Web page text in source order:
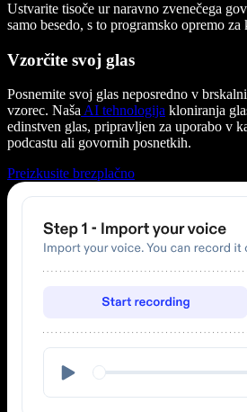
Ustvarite tisoče ur naravno zvenečega
samo besedo, s to programsko opremo
Vzorčite svoj glas
Posnemite svoj glas neposredno v
vzorec. NašaAI tehnologija kloniranja
edinstven glas, pripravljen za uporabo v
podcastu ali govornih posnetkih.
Preizkusite brezplačno